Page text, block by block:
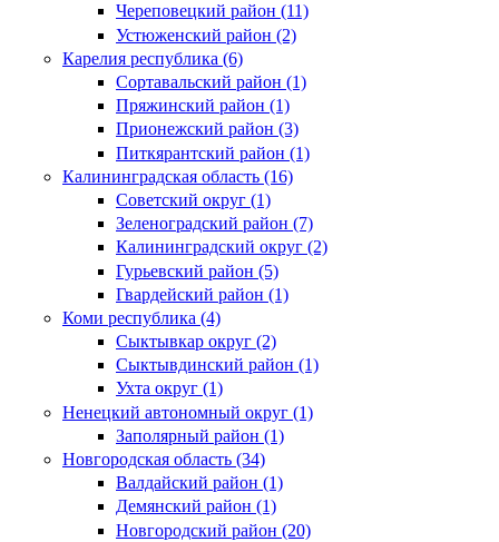
Череповецкий район (11)
Устюженский район (2)
Карелия республика (6)
Сортавальский район (1)
Пряжинский район (1)
Прионежский район (3)
Питкярантский район (1)
Калининградская область (16)
Советский округ (1)
Зеленоградский район (7)
Калининградский округ (2)
Гурьевский район (5)
Гвардейский район (1)
Коми республика (4)
Сыктывкар округ (2)
Сыктывдинский район (1)
Ухта округ (1)
Ненецкий автономный округ (1)
Заполярный район (1)
Новгородская область (34)
Валдайский район (1)
Демянский район (1)
Новгородский район (20)